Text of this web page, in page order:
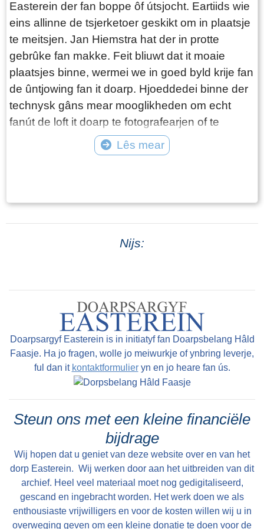
lokaasje dêr't tsjintwurdich "Us Gebou" stiet. De
gunning gie nei de leechste ynskriuwer:
Johannes Rieters Dijkstra, master-timmerfeint te
Welsrip, foar in bedrach fan ƒ 2.395,00. Hoewol't
it bestjoer dit bedrach "wat heech" fûn, krige er
begjin maaie de opdracht. Ein augustus wie it
gebou sa fier foardere dat it skilderwurk foar ƒ
98,00 ferjûn waard oan G. Koster te Oosterend.
De Tinkstiennen Om't der yn de foargevel min
romte wie, besleat men twa even grutte,
foargevel, mei de tekst út Spreuken 22:6: Stien
zal geworden zijn, zal hij daarvan niet afwijken."
13:00 oere sammele de bern en de kersfarske
haadûnderwizer, master A. Langhout, harren yn
it lokaal. Koart dêrnei wie de rest fan de romte fol
mei sa’n 100 belangstellenden. Ds. Becking late
de gearkomste, droech de skoalle yn gebed op
oan de "Hemelschen Vader" en ferskate
oanwêzigen sprieken oant let yn de jûn harren
freugde út. 3. Skoalelibben en Finansjele
Realiteit Master Langhout begûn syn wurk yn
ien grutte, hege romte dêr't alle 50 oant 60 bern
tagelyk les krigen. It fakânsjeroaster wie sober:
fjouwer wiken op jierbasis, mei dêrneist om de
moanne in frije sneon, en om de twa moannen
in frij wykein (sneon en moarntekant). It Skoaljild
Easterein der fan boppe ôf útsjocht. Eartiids wie
eins allinne de tsjerketoer geskikt om in plaatsje
te meitsjen. Jan Hiemstra hat der in protte
gebrûke fan makke. Feit bliuwt dat it moaie
plaatsjes binne, wermei we in goed byld krije fan
de ûntjowing fan it doarp. Hjoeddedei binne der
technysk gâns mear mooglikheden om echt
fanút de loft it doarp te fotografearjen of te
filmjen. In earste fimke fan Michiel Dotinga,
makke yn maaije 2025 is yn it finster al te
Lês mear
Nijs:
Doarpsargyf Easterein is in initiatyf fan Doarpsbelang Hâld
Faasje. Ha jo fragen, wolle jo meiwurkje of ynbring leverje,
ful dan it kontaktformulieryn en jo heare fan ús.
Steun ons met een kleine financiële
bijdrage
Wij hopen dat u geniet van deze website over en van het
dorp Easterein. Wij werken door aan het uitbreiden van dit
archief. Heel veel materiaal moet nog gedigitaliseerd,
gescand en ingebracht worden. Het werk doen we als
enthousiaste vrijwilligers en voor de kosten willen wij u in
overweging geven om een kleine donatie te doen voor de